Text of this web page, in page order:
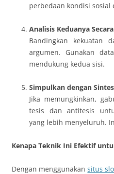
perbedaan kondisi sosial
Analisis Keduanya
Bandingkan kekuatan
argumen. Gunakan
mendukung kedua sisi.
Simpulkan dengan
Jika memungkinkan,
tesis dan antitesis
yang lebih menyeluruh.
Kenapa Teknik Ini Efektif
Dengan menggunakansitus